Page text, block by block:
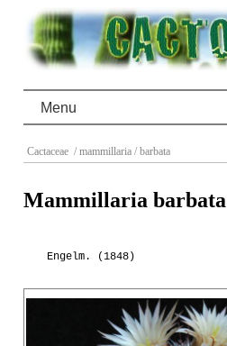
Menu
Cactaceae / mammillaria / barbata
Mammillaria barbata
Engelm. (1848)